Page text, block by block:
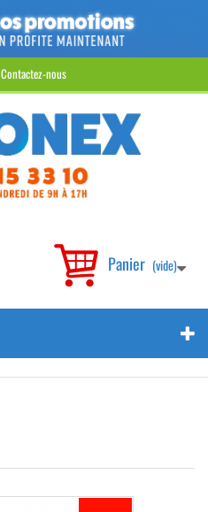
Contactez-nous
Panier (vide)